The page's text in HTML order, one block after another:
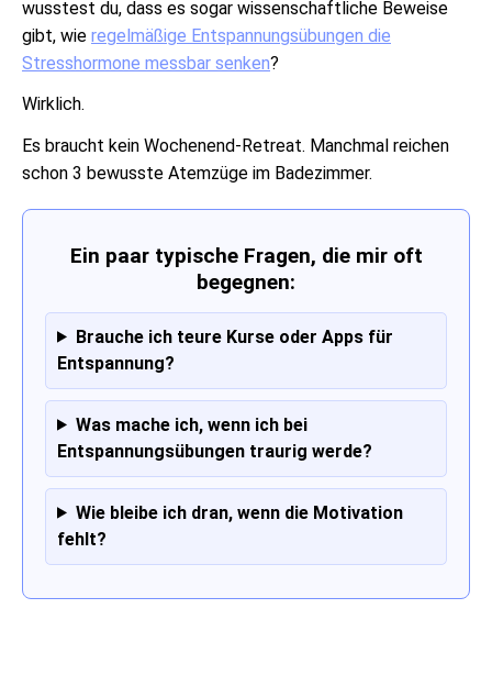
wusstest du, dass es sogar wissenschaftliche Beweise
gibt, wie regelmäßige Entspannungsübungen die
Stresshormone messbar senken?
Wirklich.
Es braucht kein Wochenend-Retreat. Manchmal reichen
schon 3 bewusste Atemzüge im Badezimmer.
Ein paar typische Fragen, die mir oft
begegnen:
Brauche ich teure Kurse oder Apps für
Entspannung?
Was mache ich, wenn ich bei
Entspannungsübungen traurig werde?
Wie bleibe ich dran, wenn die Motivation
fehlt?